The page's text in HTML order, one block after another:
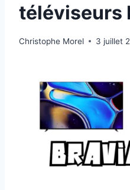
téléviseurs
Christophe Morel 3 juillet